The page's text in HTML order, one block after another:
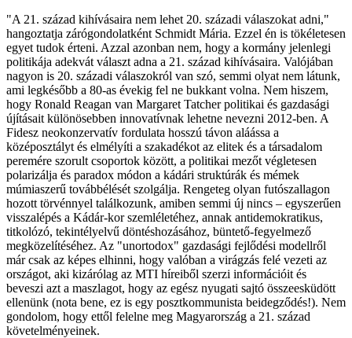
"A 21. század kihívásaira nem lehet 20. századi válaszokat adni,"
hangoztatja zárógondolatként Schmidt Mária. Ezzel én is tökéletesen
egyet tudok érteni. Azzal azonban nem, hogy a kormány jelenlegi
politikája adekvát választ adna a 21. század kihívásaira. Valójában
nagyon is 20. századi válaszokról van szó, semmi olyat nem látunk,
ami legkésőbb a 80-as évekig fel ne bukkant volna. Nem hiszem,
hogy Ronald Reagan van Margaret Tatcher politikai és gazdasági
újításait különösebben innovatívnak lehetne nevezni 2012-ben. A
Fidesz neokonzervatív fordulata hosszú távon aláássa a
középosztályt és elmélyíti a szakadékot az elitek és a társadalom
peremére szorult csoportok között, a politikai mezőt végletesen
polarizálja és paradox módon a kádári struktúrák és mémek
múmiaszerű továbbélését szolgálja. Rengeteg olyan futószallagon
hozott törvénnyel találkozunk, amiben semmi új nincs – egyszerűen
visszalépés a Kádár-kor szemléletéhez, annak antidemokratikus,
titkolózó, tekintélyelvű döntéshozásához, büntető-fegyelmező
megközelítéséhez. Az "unortodox" gazdasági fejlődési modellről
már csak az képes elhinni, hogy valóban a virágzás felé vezeti az
országot, aki kizárólag az MTI híreiből szerzi információit és
beveszi azt a maszlagot, hogy az egész nyugati sajtó összeesküdött
ellenünk (nota bene, ez is egy posztkommunista beidegződés!). Nem
gondolom, hogy ettől felelne meg Magyarország a 21. század
követelményeinek.